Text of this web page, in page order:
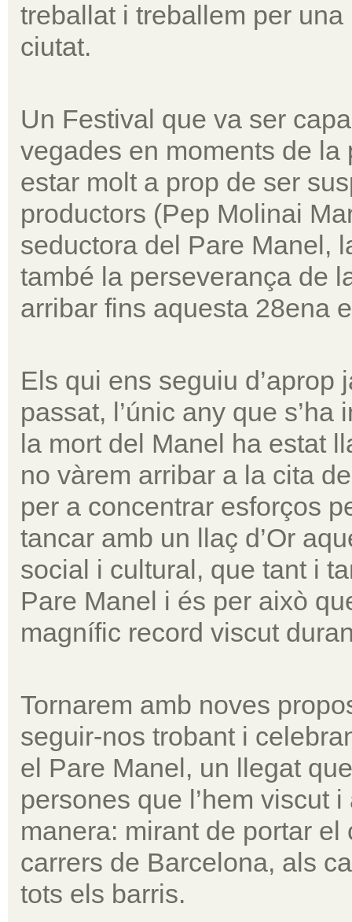
treballat i treballem per
ciutat.
Un Festival que va ser
vegades en moments de
estar molt a prop de ser
productors (Pep Molinai
seductora del Pare Manel,
també la perseverança de
arribar fins aquesta 28ena
Els qui ens seguiu d’aprop
passat, l’únic any que
la mort del Manel ha estat
no vàrem arribar a la cita
per a concentrar esforços
tancar amb un llaç d’Or
social i cultural, que tant i
Pare Manel i és per això
magnífic record viscut
Tornarem amb noves
seguir-nos trobant i
el Pare Manel, un llegat
persones que l’hem viscut
manera: mirant de portar
carrers de Barcelona, als
tots els barris.